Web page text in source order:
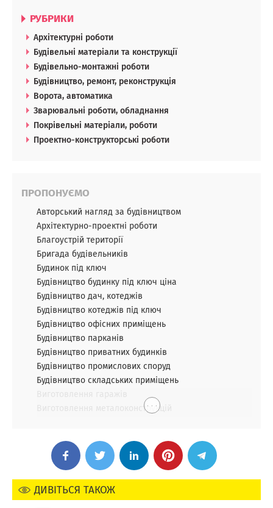
РУБРИКИ
Архітектурні роботи
Будівельні матеріали та конструкції
Будівельно-монтажні роботи
Будівництво, ремонт, реконструкція
Ворота, автоматика
Зварювальні роботи, обладнання
Покрівельні матеріали, роботи
Проектно-конструкторські роботи
ПРОПОНУЄМО
Авторський нагляд за будівництвом
Архітектурно-проектні роботи
Благоустрій території
Бригада будівельників
Будинок під ключ
Будівництво будинку під ключ ціна
Будівництво дач, котеджів
Будівництво котеджів під ключ
Будівництво офісних приміщень
Будівництво парканів
Будівництво приватних будинків
Будівництво промислових споруд
Будівництво складських приміщень
Виготовлення металоконструкцій
. . .
ДИВІТЬСЯ ТАКОЖ